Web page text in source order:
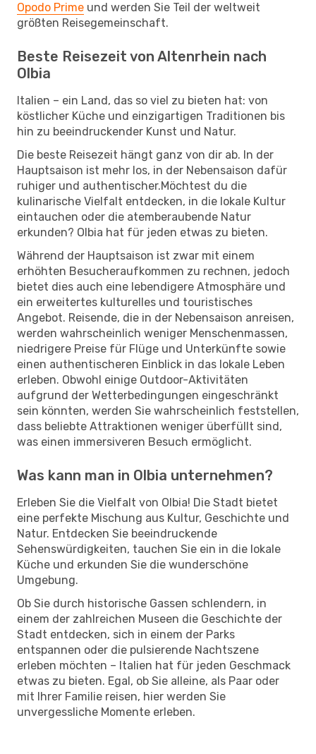
Opodo Prime und werden Sie Teil der weltweit
größten Reisegemeinschaft.
Beste Reisezeit von Altenrhein nach
Olbia
Italien – ein Land, das so viel zu bieten hat: von
köstlicher Küche und einzigartigen Traditionen bis
hin zu beeindruckender Kunst und Natur.
Die beste Reisezeit hängt ganz von dir ab. In der
Hauptsaison ist mehr los, in der Nebensaison dafür
ruhiger und authentischer.Möchtest du die
kulinarische Vielfalt entdecken, in die lokale Kultur
eintauchen oder die atemberaubende Natur
erkunden? Olbia hat für jeden etwas zu bieten.
Während der Hauptsaison ist zwar mit einem
erhöhten Besucheraufkommen zu rechnen, jedoch
bietet dies auch eine lebendigere Atmosphäre und
ein erweitertes kulturelles und touristisches
Angebot. Reisende, die in der Nebensaison anreisen,
werden wahrscheinlich weniger Menschenmassen,
niedrigere Preise für Flüge und Unterkünfte sowie
einen authentischeren Einblick in das lokale Leben
erleben. Obwohl einige Outdoor-Aktivitäten
aufgrund der Wetterbedingungen eingeschränkt
sein könnten, werden Sie wahrscheinlich feststellen,
dass beliebte Attraktionen weniger überfüllt sind,
was einen immersiveren Besuch ermöglicht.
Was kann man in Olbia unternehmen?
Erleben Sie die Vielfalt von Olbia! Die Stadt bietet
eine perfekte Mischung aus Kultur, Geschichte und
Natur. Entdecken Sie beeindruckende
Sehenswürdigkeiten, tauchen Sie ein in die lokale
Küche und erkunden Sie die wunderschöne
Umgebung.
Ob Sie durch historische Gassen schlendern, in
einem der zahlreichen Museen die Geschichte der
Stadt entdecken, sich in einem der Parks
entspannen oder die pulsierende Nachtszene
erleben möchten – Italien hat für jeden Geschmack
etwas zu bieten. Egal, ob Sie alleine, als Paar oder
mit Ihrer Familie reisen, hier werden Sie
unvergessliche Momente erleben.